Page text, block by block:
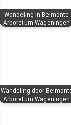
Wandeling in Belmonte
Arboretum Wageningen
Wandeling door
Arboretum Wageningen